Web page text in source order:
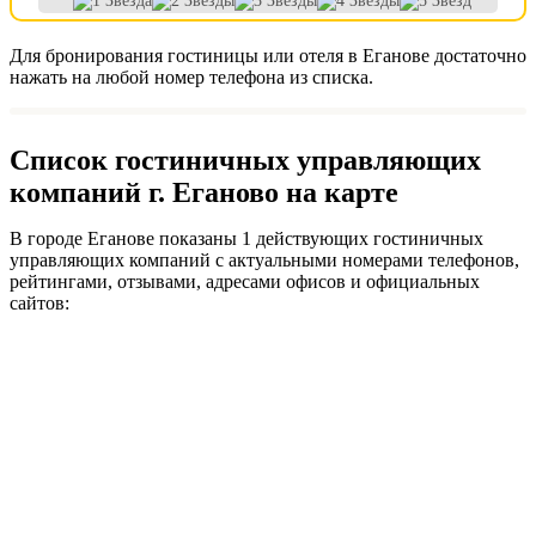
Для бронирования гостиницы или отеля в Еганове достаточно
нажать на любой номер телефона из списка.
Список гостиничных управляющих
компаний г. Еганово на карте
В городе Еганове показаны 1 действующих гостиничных
управляющих компаний с актуальными номерами телефонов,
рейтингами, отзывами, адресами офисов и официальных
сайтов: